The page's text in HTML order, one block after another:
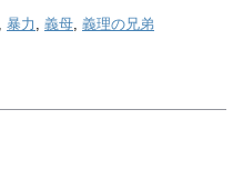
, 暴力 , 義母, 義理の兄弟